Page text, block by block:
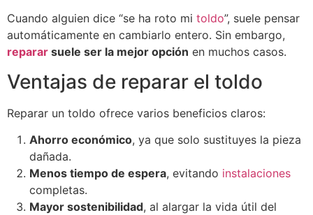
Cuando alguien dice “se ha roto mi toldo”, suele pensar
automáticamente en cambiarlo entero. Sin embargo,
reparar suele ser la mejor opción en muchos casos.
Ventajas de reparar el toldo
Reparar un toldo ofrece varios beneficios claros:
Ahorro económico, ya que solo sustituyes la pieza
dañada.
Menos tiempo de espera, evitando instalaciones
completas.
Mayor sostenibilidad, al alargar la vida útil del